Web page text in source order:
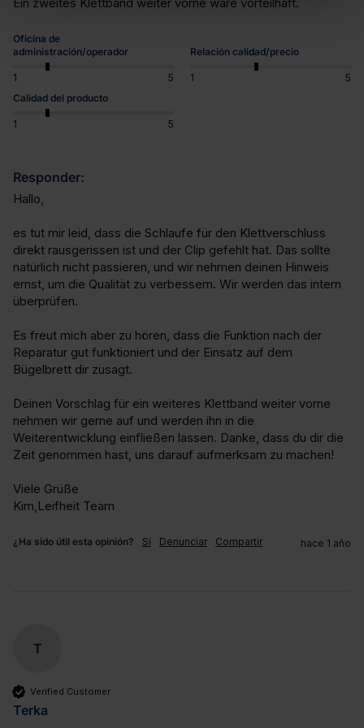
Oficina de
administración/operador
1 5
Relación calidad/precio
1
5
Calidad del producto
1 5
Responder:
Hallo,
es tut mir leid, dass die Schlaufe für den Klettverschluss
direkt rausgerissen ist und der Clip gefehlt hat. Das sollte
natürlich nicht passieren, und wir nehmen deinen Hinweis
ernst, um die Qualität zu verbessern. Wir werden das intern
überprüfen.
Es freut mich aber zu hören, dass die Funktion nach der
Reparatur gut funktioniert und der Einsatz auf dem
Bügelbrett dir zusagt.
Deinen Vorschlag für ein weiteres Klettband weiter vorne
nehmen wir gerne auf und werden ihn in die
Weiterentwicklung einfließen lassen. Danke, dass du dir die
Zeit genommen hast, uns darauf aufmerksam zu machen!
Viele Grüße
Kim,Leifheit Team
¿Ha sido útil esta opinión? Sí Denunciar Compartir hace 1 año
T
Verified Customer
Terka